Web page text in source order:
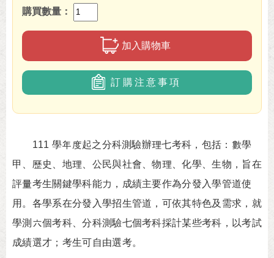
購買數量
加入購物車
訂購注意事項
111 學年度起之分科測驗辦理七考科，包括：數學
甲、歷史、地理、公民與社會、物理、化學、生物，旨在
評量考生關鍵學科能力，成績主要作為分發入學管道使
用。各學系在分發入學招生管道，可依其特色及需求，就
學測六個考科、分科測驗七個考科採計某些考科，以考試
成績選才；考生可自由選考。